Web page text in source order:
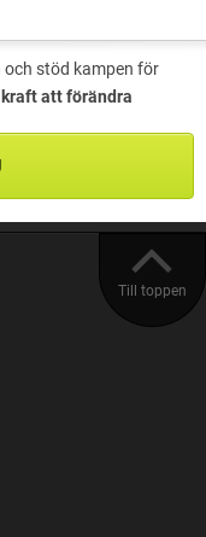
och stöd kampen för
att förändra
Till toppen